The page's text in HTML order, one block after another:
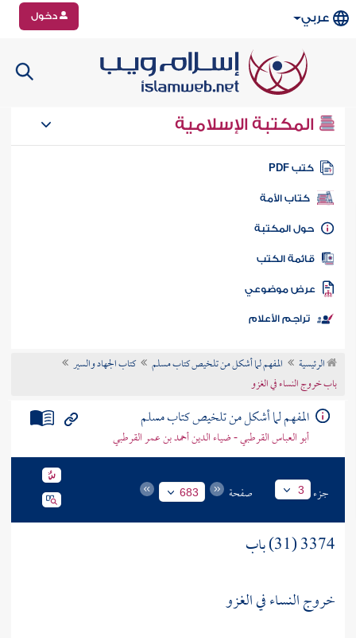
عربي دخول
المكتبة الإسلامية
كتب PDF
كتاب الأمة
المكتبة
الكتب
موضوعي
تراجم الأعلام
الرئيسية المفهم لما أشكل من تلخيص كتاب مسلم
كتاب الجهاد والسير
باب خروج النساء في الغزو
المفهم لما أشكل من تلخيص كتاب مسلم
أبو العباس القرطبي - ضياء الدين أحمد بن عمر القرطبي
جزء 3 صفحة 683
3374 (31) باب
خروج النساء في الغزو